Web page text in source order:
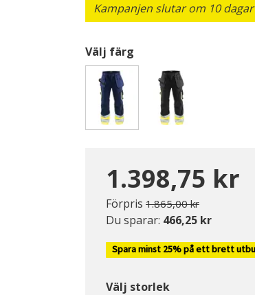
Kampanjen slutar om 10
Välj färg
1.398,75 kr
Förpris Pris nedsatt från
1.865,00 krtill
Du sparar: 466,25 kr
Spara minst 25% på ett brett
Välj storlek